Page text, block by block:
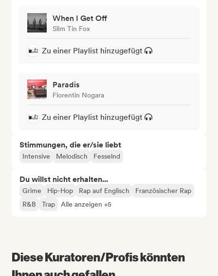
When I Get Off
Slim Tin Fox
Zu einer Playlist hinzugefügt
Paradis
Florentin Nogara
Zu einer Playlist hinzugefügt
Stimmungen, die er/sie liebt
Intensive Melodisch Fesselnd
Du willst nicht erhalten...
Grime Hip-Hop Rap auf Englisch
Französischer Rap
R&B
Trap Alle anzeigen +5
Diese Kuratoren/Profis könnten